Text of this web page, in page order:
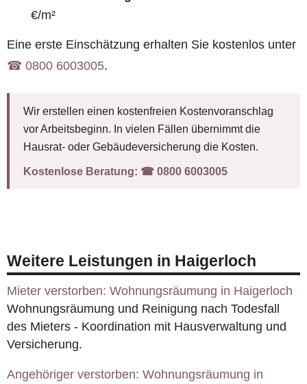
€/m²
Eine erste Einschätzung erhalten Sie kostenlos unter
☎︎ 0800 6003005.
Wir erstellen einen kostenfreien Kostenvoranschlag
vor Arbeitsbeginn. In vielen Fällen übernimmt die
Hausrat- oder Gebäudeversicherung die Kosten.
Kostenlose Beratung: ☎︎ 0800 6003005
Weitere Leistungen in Haigerloch
Mieter verstorben: Wohnungsräumung in Haigerloch
Wohnungsräumung und Reinigung nach Todesfall
des Mieters - Koordination mit Hausverwaltung und
Versicherung.
Angehöriger verstorben: Wohnungsräumung in